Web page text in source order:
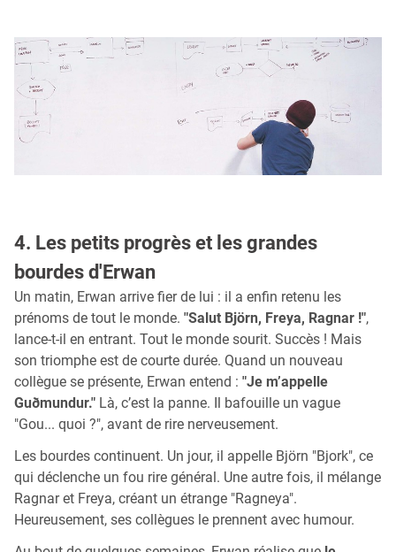
4. Les petits progrès et les grandes
bourdes d'Erwan
Un matin, Erwan arrive fier de lui : il a enfin retenu les
prénoms de tout le monde. "Salut Björn, Freya, Ragnar !",
lance-t-il en entrant. Tout le monde sourit. Succès ! Mais
son triomphe est de courte durée. Quand un nouveau
collègue se présente, Erwan entend : "Je m’appelle
Guðmundur." Là, c’est la panne. Il bafouille un vague
"Gou... quoi ?", avant de rire nerveusement.
Les bourdes continuent. Un jour, il appelle Björn "Bjork", ce
qui déclenche un fou rire général. Une autre fois, il mélange
Ragnar et Freya, créant un étrange "Ragneya".
Heureusement, ses collègues le prennent avec humour.